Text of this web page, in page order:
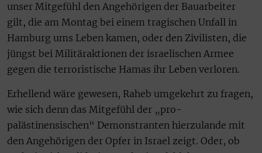
unser Mitgefühl den Angehörigen der Bauarbeiter
gilt, die am Montag bei einem tragischen Unfall in
Hamburg ums Leben kamen, oder den Zivilisten, die
jüngst bei Militäraktionen der israelischen Armee
gegen die terroristische Hamas ihr Leben verloren.
Erhellend wäre gewesen, Raheb umgekehrt zu fragen,
wie sich denn das Mitgefühl der „pro-
palästinensischen“ Demonstranten hierzulande mit
den Angehörigen der Opfer in Israel zeigt. Oder, ob